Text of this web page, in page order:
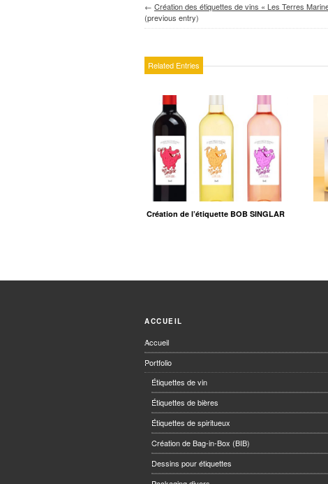
← Création des étiquettes de vins « Les Terres
(previous entry)
Related Entries
Création de l’étiquette BOB SINGLAR
ACCUEIL
Accueil
Portfolio
Étiquettes de vin
Étiquettes de bières
Étiquettes de spiritueux
Création de Bag-in-Box (BIB)
Dessins pour étiquettes